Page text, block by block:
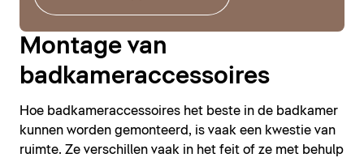
Montage van
badkameraccessoires
Hoe badkameraccessoires het beste in de badkamer
kunnen worden gemonteerd, is vaak een kwestie van
ruimte. Ze verschillen vaak in het feit of ze met behulp